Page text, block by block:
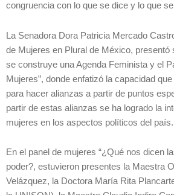
congruencia con lo que se dice y lo que
La Senadora Dora Patricia Mercado
de Mujeres en Plural de México, presentó
se construye una Agenda Feminista y el
Mujeres”, donde enfatizó la capacidad
para hacer alianzas a partir de puntos
partir de estas alianzas se ha logrado la
mujeres en los aspectos políticos del país.
En el panel de mujeres “¿Qué nos dicen
poder?, estuvieron presentes la Maestra
Velázquez, la Doctora María Rita